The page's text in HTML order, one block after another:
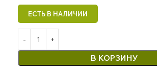
В КОРЗИНУ